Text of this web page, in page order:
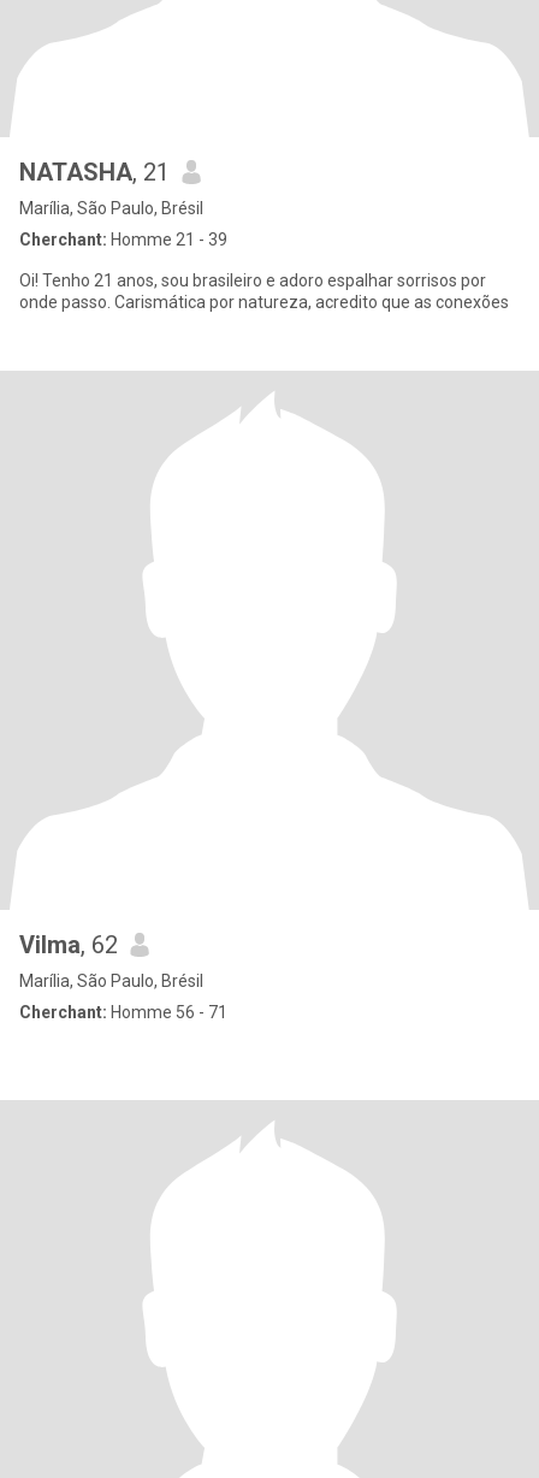
NATASHA, 21
Marília, São Paulo, Brésil
Cherchant: Homme 21 - 39
Oi! Tenho 21 anos, sou brasileiro e adoro espalhar sorrisos por
onde passo. Carismática por natureza, acredito que as conexões
Vilma, 62
Marília, São Paulo, Brésil
Cherchant: Homme 56 - 71